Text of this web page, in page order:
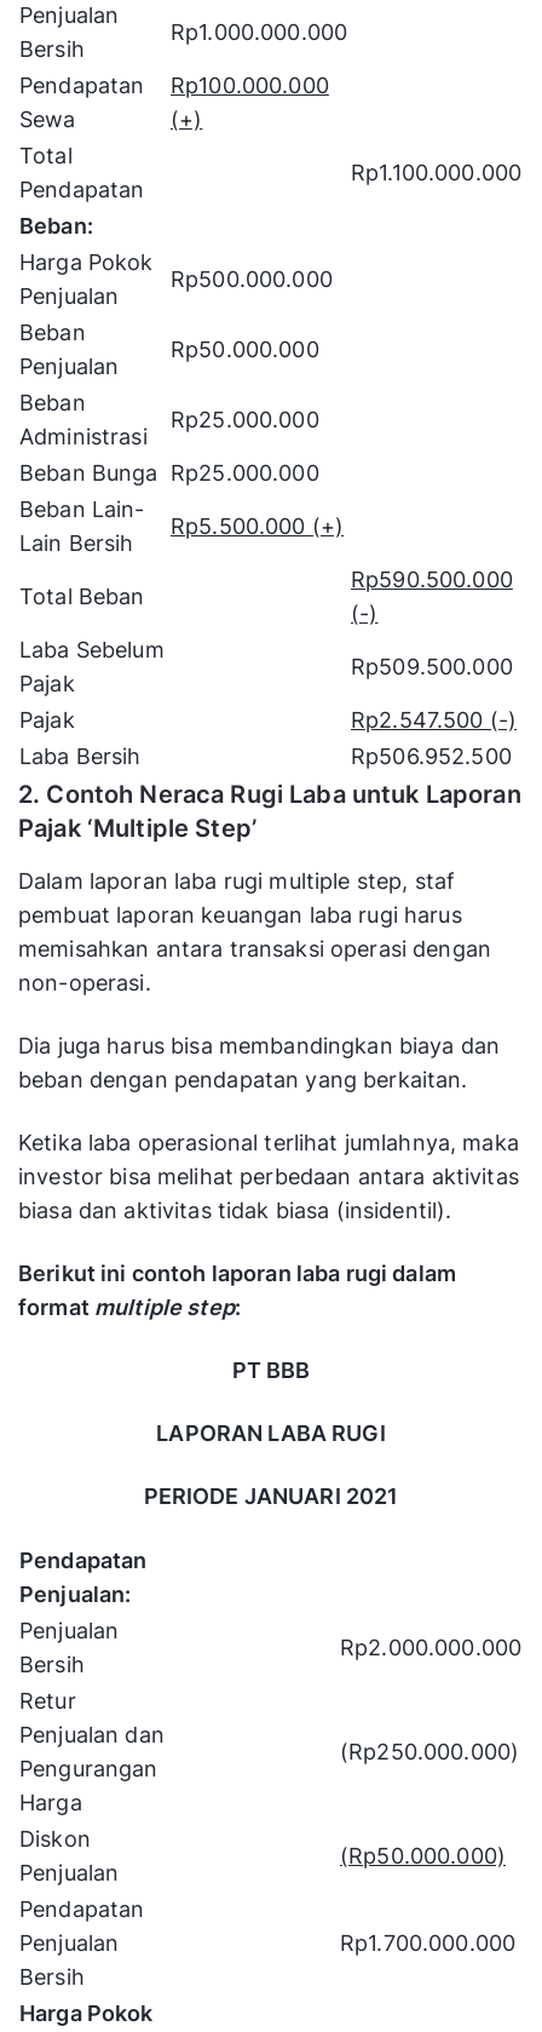
Penjualan
Bersih
Rp1.000.000.000
Pendapatan
Sewa
Rp100.000.000
(+)
Total
Pendapatan
Rp1.100.000.000
Beban:
Harga Pokok
Penjualan
Rp500.000.000
Beban
Penjualan
Rp50.000.000
Beban
Administrasi
Rp25.000.000
Beban Bunga
Rp25.000.000
Beban Lain-
Lain Bersih
Rp5.500.000 (+)
Total Beban
Rp590.500.000
(-)
Laba Sebelum
Pajak
Rp509.500.000
Pajak
Rp2.547.500 (-)
Laba Bersih
Rp506.952.500
2. Contoh Neraca Rugi Laba untuk Laporan
Pajak ‘Multiple Step’
Dalam laporan laba rugi multiple step, staf
pembuat laporan keuangan laba rugi harus
memisahkan antara transaksi operasi dengan
non-operasi.
Dia juga harus bisa membandingkan biaya dan
beban dengan pendapatan yang berkaitan.
Ketika laba operasional terlihat jumlahnya, maka
investor bisa melihat perbedaan antara aktivitas
biasa dan aktivitas tidak biasa (insidentil).
Berikut ini contoh laporan laba rugi dalam
format multiple step:
PT BBB
LAPORAN LABA RUGI
PERIODE JANUARI 2021
Pendapatan
Penjualan:
Penjualan
Bersih
Rp2.000.000.000
Retur
Penjualan dan
Pengurangan
Harga
(Rp250.000.000)
Diskon
Penjualan
(Rp50.000.000)
Pendapatan
Penjualan
Bersih
Rp1.700.000.000
Harga Pokok